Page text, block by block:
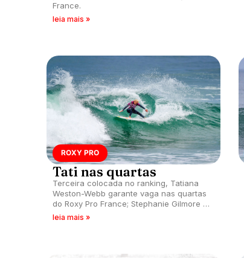
France.
leia mais »
ROXY PRO
Tati nas quartas
Terceira colocada no ranking, Tatiana
Weston-Webb garante vaga nas quartas
do Roxy Pro France; Stephanie Gilmore e
Lakey Peterson são eliminadas.
leia mais »